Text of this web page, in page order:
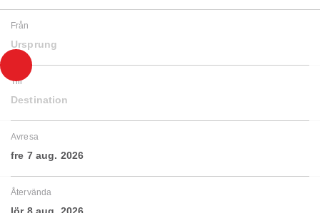
Från
Ursprung
Till
Destination
Avresa
fre 7 aug. 2026
Återvända